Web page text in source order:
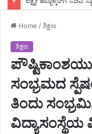
Home /ಶಿಕ್ಷಣ
ಶಿಕ್ಷಣ
ಸಂಭ್ರಮದ
ತಿಂದು
ವಿದ್ಯಾಸಂಸ್ಥೆಯ